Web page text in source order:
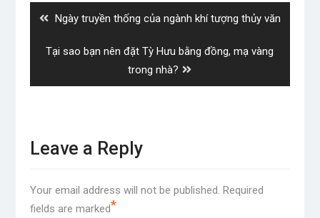
Previous
Ngày truyền thống của ngành khí tượng thủy văn
Next
Tại sao bạn nên đặt Tỳ Hưu bằng đồng, mạ vàng
trong nhà?
Leave a Reply
Your email address will not be published. Required
fields are marked*